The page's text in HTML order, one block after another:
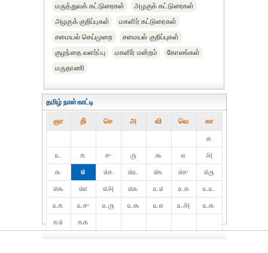
மருத்துவக் கட்டுரைகள்
அழகுக் கட்டுரைகள்
அழகுக் குறிப்புகள்
மகளிர் கட்டுரைகள்
சமையல் செய்முறை
சமையல் குறிப்புகள்
குழந்தை வளர்ப்பு
மகளிர் மன்றம்
கோலங்கள்
மருதாணி
தமிழ் நாள்காட்டி
ஞா தி் செ அ வி வெ கா
௧
௨
௩ ௪ ௫ ௬ ௭
௮
௯
௰ ௰௧ ௰௨ ௰௩ ௰௪
௰௫
௰௬
௰௭ ௰௮ ௰௯ ௨௰ ௨௧
௨௨
௨௩
௨௪ ௨௫ ௨௬ ௨௭ ௨௮
௨௯
௩௰
௩௧